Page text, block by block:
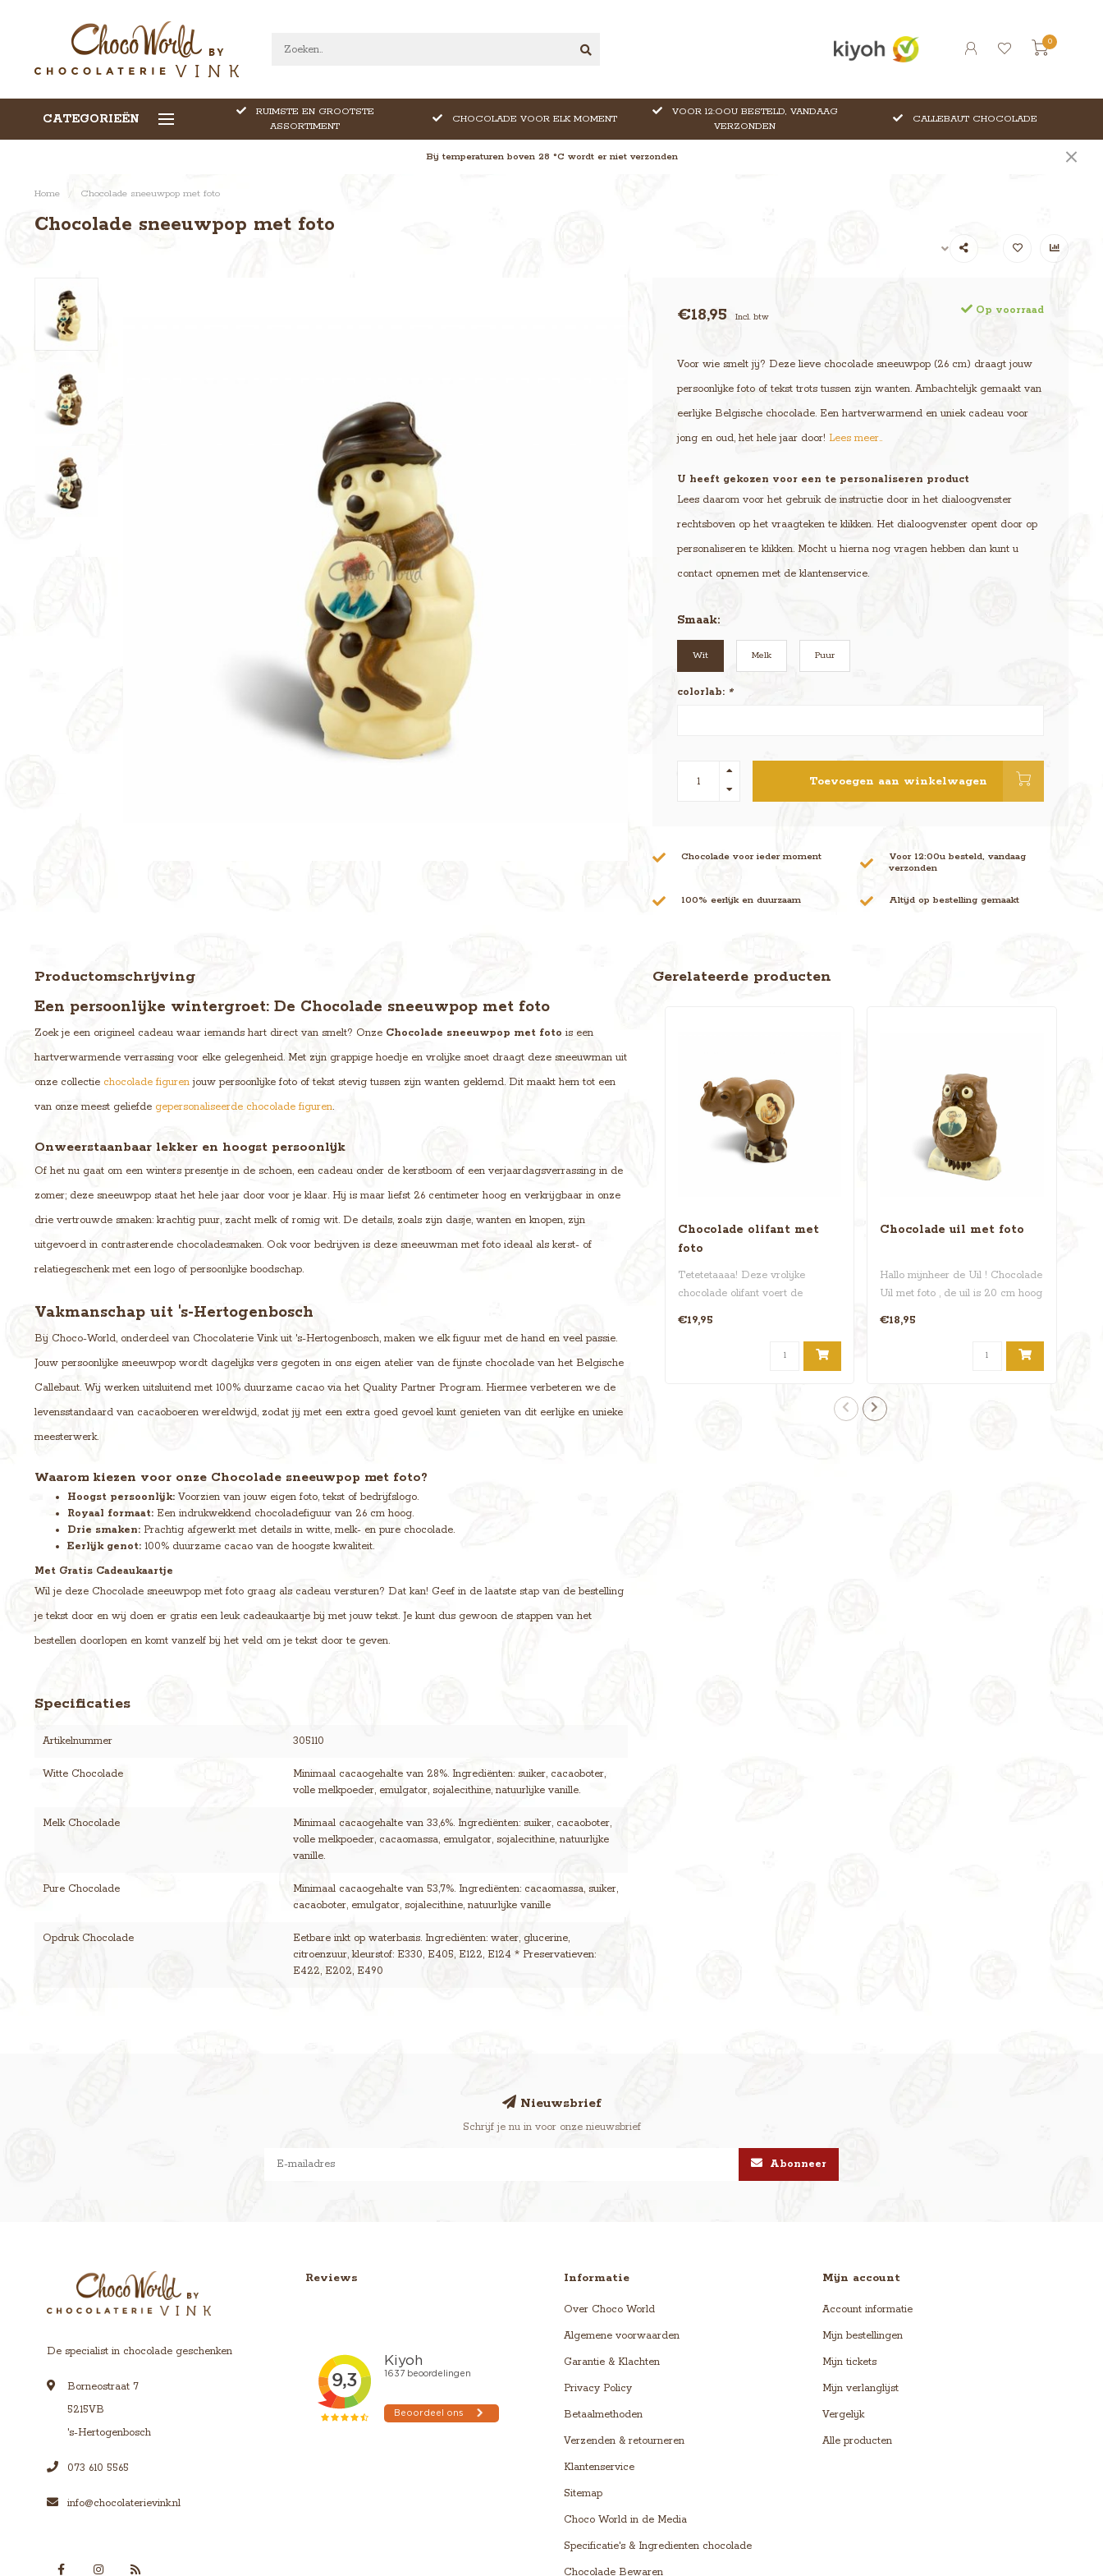
0
CATEGORIEËN
CALLEBAUT CHOCOLADE
RUIMSTE EN GROOTSTE
ASSORTIMENT
CHOCOLADE VOOR ELK MOMENT
VOOR 12:OOU BESTELD, VANDAAG
VERZONDEN
CALLEBAUT CHOCOLADE
Bij temperaturen boven 28 °C wordt er niet verzonden
Home / Chocolade sneeuwpop met foto
Chocolade sneeuwpop met foto
€18,95 Incl. btw
Op voorraad
Voor wie smelt jij? Deze lieve chocolade sneeuwpop (26 cm) draagt jouw
persoonlijke foto of tekst trots tussen zijn wanten. Ambachtelijk gemaakt van
eerlijke Belgische chocolade. Een hartverwarmend en uniek cadeau voor
jong en oud, het hele jaar door! Lees meer..
U heeft gekozen voor een te personaliseren product
Lees daarom voor het gebruik de instructie door in het dialoogvenster
rechtsboven op het vraagteken te klikken. Het dialoogvenster opent door op
personaliseren te klikken. Mocht u hierna nog vragen hebben dan kunt u
contact opnemen met de klantenservice.
Smaak:
Wit Melk Puur
colorlab: *
Toevoegen aan winkelwagen
Chocolade voor ieder moment
Voor 12:00u besteld, vandaag
verzonden
100% eerlijk en duurzaam Altijd op bestelling gemaakt
Productomschrijving
Een persoonlijke wintergroet: De Chocolade sneeuwpop met foto
Zoek je een origineel cadeau waar iemands hart direct van smelt? Onze Chocolade sneeuwpop met foto is een
hartverwarmende verrassing voor elke gelegenheid. Met zijn grappige hoedje en vrolijke snoet draagt deze sneeuwman uit
onze collectie chocolade figuren jouw persoonlijke foto of tekst stevig tussen zijn wanten geklemd. Dit maakt hem tot een
van onze meest geliefde gepersonaliseerde chocolade figuren.
Onweerstaanbaar lekker en hoogst persoonlijk
Of het nu gaat om een winters presentje in de schoen, een cadeau onder de kerstboom of een verjaardagsverrassing in de
zomer; deze sneeuwpop staat het hele jaar door voor je klaar. Hij is maar liefst 26 centimeter hoog en verkrijgbaar in onze
drie vertrouwde smaken: krachtig puur, zacht melk of romig wit. De details, zoals zijn dasje, wanten en knopen, zijn
uitgevoerd in contrasterende chocoladesmaken. Ook voor bedrijven is deze sneeuwman met foto ideaal als kerst- of
relatiegeschenk met een logo of persoonlijke boodschap.
Vakmanschap uit 's-Hertogenbosch
Bij Choco-World, onderdeel van Chocolaterie Vink uit 's-Hertogenbosch, maken we elk figuur met de hand en veel passie.
Jouw persoonlijke sneeuwpop wordt dagelijks vers gegoten in ons eigen atelier van de fijnste chocolade van het Belgische
Callebaut. Wij werken uitsluitend met 100% duurzame cacao via het Quality Partner Program. Hiermee verbeteren we de
levensstandaard van cacaoboeren wereldwijd, zodat jij met een extra goed gevoel kunt genieten van dit eerlijke en unieke
meesterwerk.
Waarom kiezen voor onze Chocolade sneeuwpop met foto?
Hoogst persoonlijk: Voorzien van jouw eigen foto, tekst of bedrijfslogo.
Royaal formaat: Een indrukwekkend chocoladefiguur van 26 cm hoog.
Drie smaken: Prachtig afgewerkt met details in witte, melk- en pure chocolade.
Eerlijk genot: 100% duurzame cacao van de hoogste kwaliteit.
Met Gratis Cadeaukaartje
Wil je deze Chocolade sneeuwpop met foto graag als cadeau versturen? Dat kan! Geef in de laatste stap van de bestelling
je tekst door en wij doen er gratis een leuk cadeaukaartje bij met jouw tekst. Je kunt dus gewoon de stappen van het
bestellen doorlopen en komt vanzelf bij het veld om je tekst door te geven.
Specificaties
Artikelnummer 305110
Witte Chocolade
Minimaal cacaogehalte van 28%. Ingrediënten: suiker, cacaoboter,
volle melkpoeder, emulgator, sojalecithine, natuurlijke vanille.
Melk Chocolade
Minimaal cacaogehalte van 33,6%. Ingrediënten: suiker, cacaoboter,
volle melkpoeder, cacaomassa, emulgator, sojalecithine, natuurlijke
vanille.
Pure Chocolade
Minimaal cacaogehalte van 53,7%. Ingrediënten: cacaomassa, suiker,
cacaoboter, emulgator, sojalecithine, natuurlijke vanille
Opdruk Chocolade
Eetbare inkt op waterbasis. Ingrediënten: water, glucerine,
citroenzuur, kleurstof: E330, E405, E122, E124 * Preservatieven:
E422, E202, E490
Gerelateerde producten
Chocolade olifant met
foto
Tetetetaaaa! Deze vrolijke
chocolade olifant voert de
€19,95
Chocolade uil met foto
Hallo mijnheer de Uil ! Chocolade
Uil met foto , de uil is 20 cm hoog
€18,95
Nieuwsbrief
Schrijf je nu in voor onze nieuwsbrief
Abonneer
De specialist in chocolade geschenken
Borneostraat 7
5215VB
's-Hertogenbosch
073 610 5565
info@chocolaterievink.nl
Reviews Informatie
Over Choco World
Algemene voorwaarden
Garantie & Klachten
Privacy Policy
Betaalmethoden
Verzenden & retourneren
Klantenservice
Sitemap
Choco World in de Media
Specificatie's & Ingredienten chocolade
Chocolade Bewaren
Mijn account
Account informatie
Mijn bestellingen
Mijn tickets
Mijn verlanglijst
Vergelijk
Alle producten